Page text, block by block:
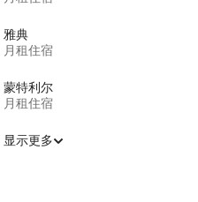
雅典
月租住宿
蒙特利尔
月租住宿
显示更多